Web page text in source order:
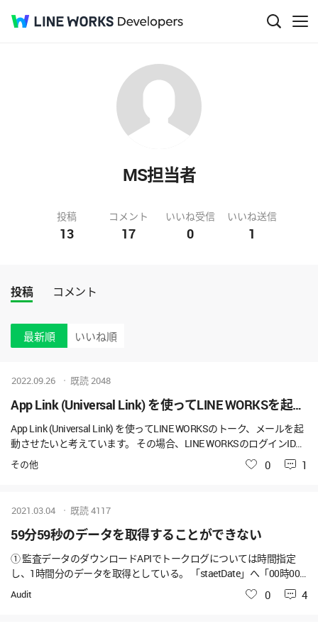
MS担当者
投稿
13
コメント
17
いいね受信
0
いいね送信
1
投稿 コメント
最新順 いいね順
App Link (Universal Link) を使ってLINE WORKSを起動させる場合のログインについて
App Link (Universal Link) を使ってLINE WORKSのトーク、メールを起
動させたいと考えています。 その場合、LINE WORKSのログインID、
パスワードまたはパスコードの入力は必要になるのでしょうか？
その他
2022.09.26 既読2048
いいね
0 1
59分59秒のデータを取得することができない
① 監査データのダウンロードAPIでトークログについては時間指定
し、1時間分のデータを取得としている。 「staetDate」へ「00時00
分00秒」、 「endDate」へ「00時59分59秒」を指定した場合に 「00
時59分59秒」のログを取得することができない （「endDate」へ「0
Audit
2021.03.04 既読4117
いいね
0 4